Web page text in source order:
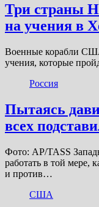
Три страны
на учения в
Военные корабли
учения, которые
Россия
Пытаясь
всех
Фото: AP/TASS
работать в той мере,
и против…
США